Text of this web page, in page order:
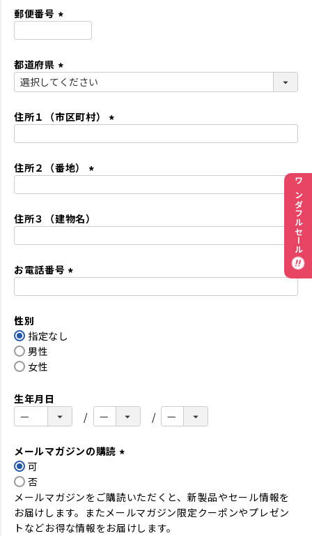
郵便番号
須
)
都道府県
(
須
住所１（市区町村）
住所２（番地）
須
住所３（建物名）
お電話番号
性別
指定なし
男性
女性
生年月日
メールマガジンの購読
須
)
可
否
メールマガジンをご購読いただくと、新製品やセール情報を
お届けします。またメールマガジン限定クーポンやプレゼン
トなどお得な情報をお届けします。
ワンダフルセール